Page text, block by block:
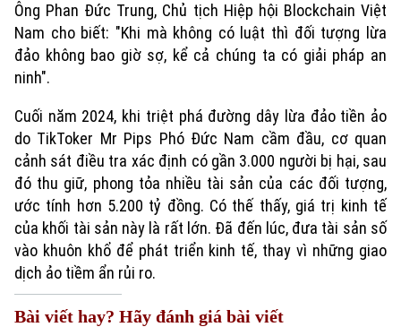
Ông Phan Đức Trung, Chủ tịch Hiệp hội Blockchain Việt
Nam cho biết: "Khi mà không có luật thì đối tượng lừa
đảo không bao giờ sợ, kể cả chúng ta có giải pháp an
ninh".
Cuối năm 2024, khi triệt phá đường dây lừa đảo tiền ảo
do TikToker Mr Pips Phó Đức Nam cầm đầu, cơ quan
cảnh sát điều tra xác định có gần 3.000 người bị hại, sau
đó thu giữ, phong tỏa nhiều tài sản của các đối tượng,
ước tính hơn 5.200 tỷ đồng. Có thế thấy, giá trị kinh tế
của khối tài sản này là rất lớn. Đã đến lúc, đưa tài sản số
vào khuôn khổ để phát triển kinh tế, thay vì những giao
dịch ảo tiềm ẩn rủi ro.
Bài viết hay? Hãy đánh giá bài viết